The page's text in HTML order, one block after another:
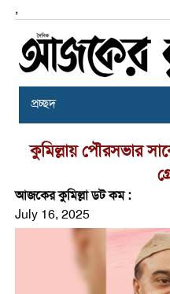
,
প্রচ্ছদ
কুমিল্লায় পৌরসভার
আজকের কুমিল্লা ডট কম :
July 16, 2025